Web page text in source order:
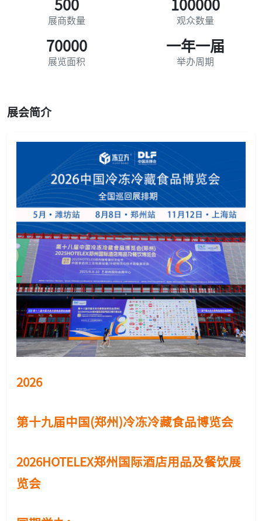
展商数量 观众数量
70000
展览面积
一年一届
举办周期
展会简介
2026
第十九届中国(郑州)冷冻冷藏食品博览会
2026HOTELEX郑州国际酒店用品及餐饮展
览会